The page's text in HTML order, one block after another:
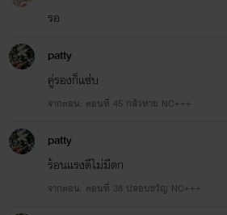
รอ
patty
คู่รองก็แซ่่บ
จากตอน: ตอนที่ 45 กลัวหาย NC+++
patty
ร้อนแรงดีไม่มีตก
จากตอน: ตอนที่ 38 ปลอบขวัญ NC+++